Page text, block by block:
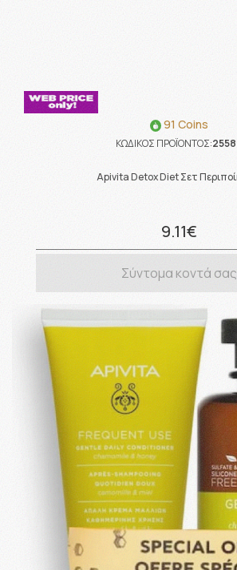
91 Coins
ΚΩΔΙΚΟΣ ΠΡΟΪΟΝΤΟΣ:
Apivita Detox Diet Σετ
9.11€
Σύντομα κοντά σας